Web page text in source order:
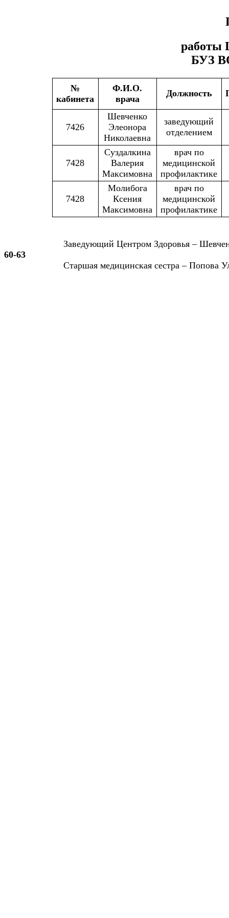
работы
БУЗ
№
кабинета
Ф.И.О.
врача
Должность
7426
Шевченко
Элеонора
Николаевна
заведующий
отделением
7428
Суздалкина
Валерия
Максимовна
врач по
медицинской
профилактике
7428
Молибога
Ксения
Максимовна
врач по
медицинской
профилактике
Заведующий Центром Здоровья –
60-63
Старшая медицинская сестра – Попова